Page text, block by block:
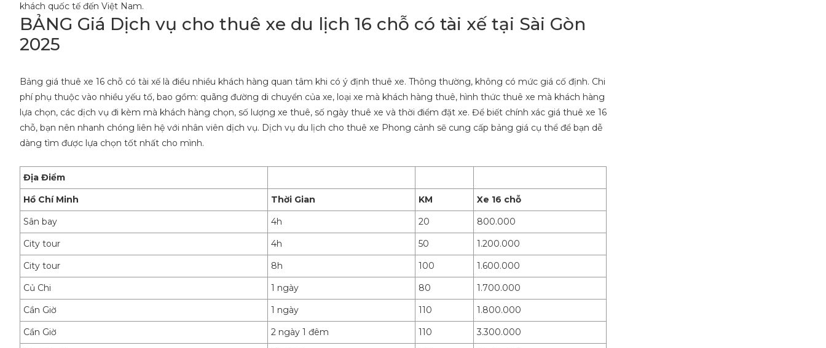
khách quốc tế đến Việt Nam.
BẢNG Giá Dịch vụ cho thuê xe du lịch 16 chỗ có tài xế tại Sài Gòn
2025
Bảng giá thuê xe 16 chỗ có tài xế là điều nhiều khách hàng quan tâm khi có ý định thuê xe. Thông thường, không có mức giá cố định. Chi
phí phụ thuộc vào nhiều yếu tố, bao gồm: quãng đường di chuyển của xe, loại xe mà khách hàng thuê, hình thức thuê xe mà khách hàng
lựa chọn, các dịch vụ đi kèm mà khách hàng chọn, số lượng xe thuê, số ngày thuê xe và thời điểm đặt xe. Để biết chính xác giá thuê xe 16
chỗ, bạn nên nhanh chóng liên hệ với nhân viên dịch vụ. Dịch vụ du lịch cho thuê xe Phong cảnh sẽ cung cấp bảng giá cụ thể để bạn dễ
dàng tìm được lựa chọn tốt nhất cho mình.
Địa Điểm
Hồ Chí Minh
Thời Gian KM
Xe 16 chỗ
Sân bay
4h 20
800.000
City tour
4h 50
1.200.000
City tour
8h 100
1.600.000
Củ Chi
1 ngày 80
1.700.000
Cần Giờ
1 ngày 110
1.800.000
Cần Giờ
2 ngày 1 đêm 110
3.300.000